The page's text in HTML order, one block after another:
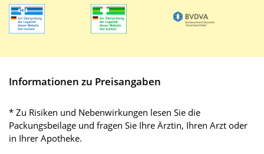
Informationen zu Preisangaben
* Zu Risiken und Nebenwirkungen lesen Sie die
Packungsbeilage und fragen Sie Ihre Ärztin, Ihren Arzt oder
in Ihrer Apotheke.